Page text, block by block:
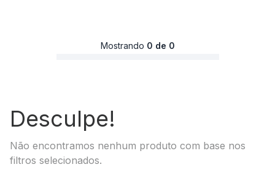
Mostrando 0 de 0
Desculpe!
Não encontramos nenhum produto com base nos
filtros selecionados.